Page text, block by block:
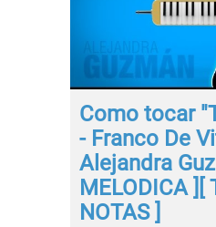
Como tocar
- Franco De
Alejandra
MELODICA ][
NOTAS ]